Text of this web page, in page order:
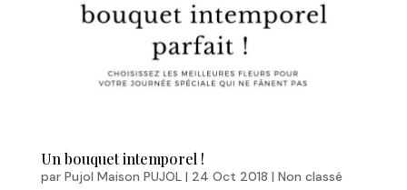
Un bouquet intemporel !
par Pujol Maison PUJOL| 24 Oct 2018 | Non classé